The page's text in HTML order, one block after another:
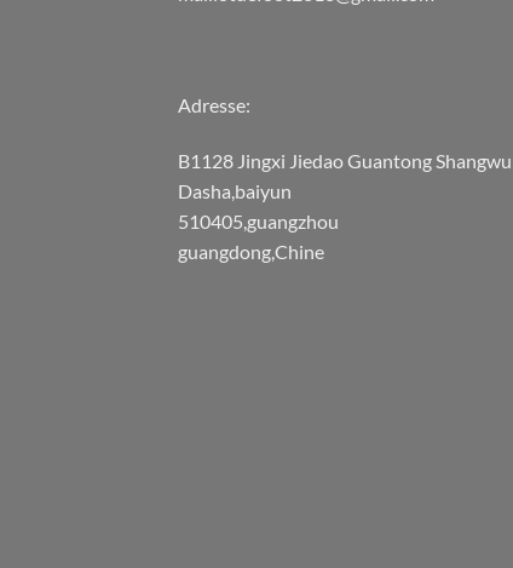
Adresse:
B1128 Jingxi Jiedao Guantong Shangwu
Dasha,baiyun
510405,guangzhou
guangdong,Chine